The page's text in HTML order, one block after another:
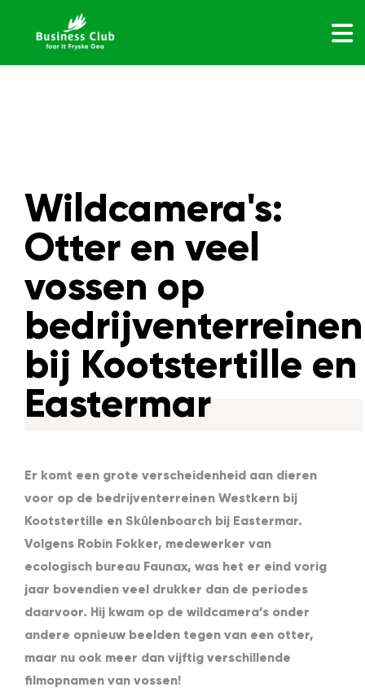
Wildcamera's:
Otter en veel
vossen op
bedrijventerreinen
bij Kootstertille en
Eastermar
Er komt een grote verscheidenheid aan dieren
voor op de bedrijventerreinen Westkern bij
Kootstertille en Skûlenboarch bij Eastermar.
Volgens Robin Fokker, medewerker van
ecologisch bureau Faunax, was het er eind vorig
jaar bovendien veel drukker dan de periodes
daarvoor. Hij kwam op de wildcamera’s onder
andere opnieuw beelden tegen van een otter,
maar nu ook meer dan vijftig verschillende
filmopnamen van vossen!